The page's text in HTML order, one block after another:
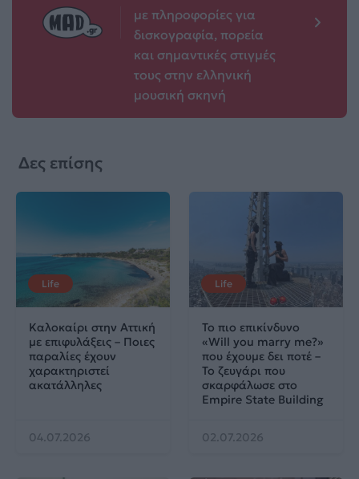
με πληροφορίες για
δισκογραφία, πορεία
και σημαντικές στιγμές
τους στην ελληνική
μουσική σκηνή
Δες επίσης
Life
Καλοκαίρι στην Αττική
με επιφυλάξεις – Ποιες
παραλίες έχουν
χαρακτηριστεί
ακατάλληλες
04.07.2026
Life
Το πιο επικίνδυνο
«Will you marry me?»
που έχουμε δει ποτέ –
Το ζευγάρι που
σκαρφάλωσε στο
Empire State Building
02.07.2026